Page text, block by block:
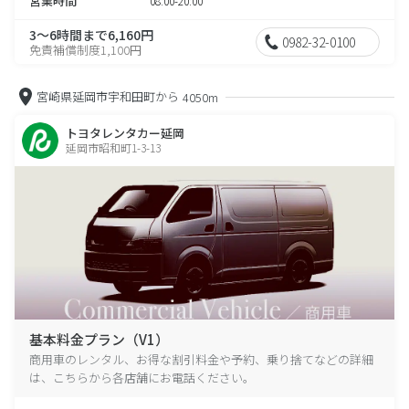
3～6時間まで6,160円
免責補償制度1,100円 0982-32-0100
宮崎県延岡市宇和田町から 4050m
トヨタレンタカー延岡
延岡市昭和町1-3-13
基本料金プラン（V1）
商用車のレンタル、お得な割引料金や予約、乗り捨てなどの詳細
は、こちらから各店舗にお電話ください。